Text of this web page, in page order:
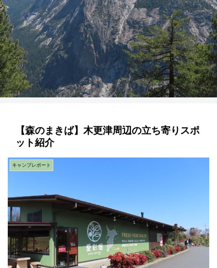
【森のまきば】木更津周辺の立ち寄りスポ
ット紹介
キャンプレポート